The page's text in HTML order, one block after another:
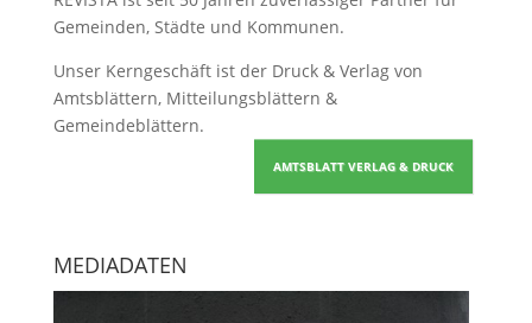
Gemeinden, Städte und Kommunen.
Unser Kerngeschäft ist der Druck & Verlag von
Amtsblättern, Mitteilungsblättern &
Gemeindeblättern.
AMTSBLATT VERLAG & DRUCK
MEDIADATEN